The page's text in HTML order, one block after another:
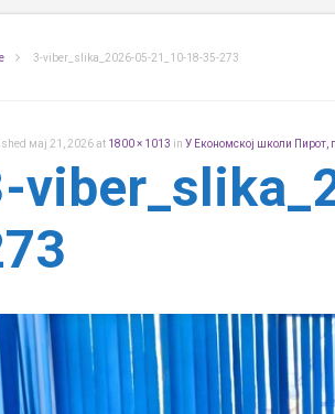
3-viber_slika_2026-05-21_10-18-35-273
мај 21, 2026at 1800 × 1013 in У Економској школи Пирот,